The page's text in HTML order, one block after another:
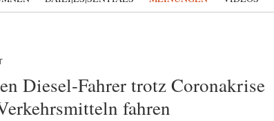
Diesel-Fahrer trotz Coronakrise
fahren